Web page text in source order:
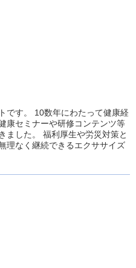
です。 10数年にわたって健康経
康セミナーや研修コンテンツ等
ました。 福利厚生や労災対策と
理なく継続できるエクササイズ